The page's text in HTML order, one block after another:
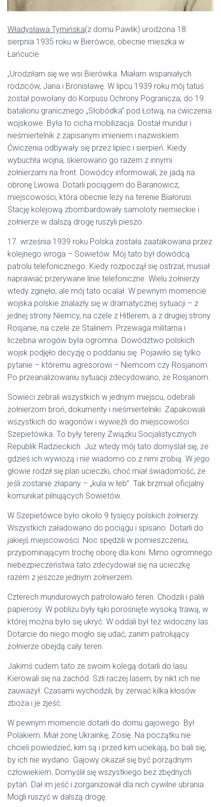
Władysława Tymińska(z domu Pawlik) urodzona 18.
sierpnia 1935 roku w Bierówce, obecnie mieszka w
Łańcucie.
„Urodziłam się we wsi Bierówka. Miałam wspaniałych
rodziców, Jana i Bronisławę. W lipcu 1939 roku mój tatuś
został powołany do Korpusu Ochrony Pogranicza, do 19.
batalionu granicznego „Słobódka” pod Łotwą, na ćwiczenia
wojskowe. Była to cicha mobilizacja. Dostał mundur i
nieśmiertelnik z zapisanym imieniem i nazwiskiem.
Ćwiczenia odbywały się przez lipiec i sierpień. Kiedy
wybuchła wojna, skierowano go razem z innymi
żołnierzami na front. Dowódcy informowali, że jadą na
obronę Lwowa. Dotarli pociągiem do Baranowicz,
miejscowości, która obecnie leży na terenie Białorusi.
Stację kolejową zbombardowały samoloty niemieckie i
żołnierze w dalszą drogę ruszyli pieszo.
17. września 1939 roku Polska została zaatakowana przez
kolejnego wroga – Sowietów. Mój tato był dowódcą
patrolu telefonicznego. Kiedy rozpoczął się ostrzał, musiał
naprawiać przerywane linie telefoniczne. Wielu żołnierzy
wtedy zginęło, ale mój tato ocalał. W pewnym momencie
wojska polskie znalazły się w dramatycznej sytuacji – z
jednej strony Niemcy, na czele z Hitlerem, a z drugiej strony
Rosjanie, na czele ze Stalinem. Przewaga militarna i
liczebna wrogów była ogromna. Dowództwo polskich
wojsk podjęło decyzję o poddaniu się. Pojawiło się tylko
pytanie – któremu agresorowi – Niemcom czy Rosjanom.
Po przeanalizowaniu sytuacji zdecydowano, że Rosjanom.
Sowieci zebrali wszystkich w jednym miejscu, odebrali
żołnierzom broń, dokumenty i nieśmiertelniki. Zapakowali
wszystkich do wagonów i wywieźli do miejscowości
Szepietówka. To były tereny Związku Socjalistycznych
Republik Radzieckich. Już wtedy mój tato domyślał się, że
gdzieś ich wywiozą i nie wiadomo co z nimi zrobią. W jego
głowie rodził się plan ucieczki, choć miał świadomość, że
jeśli zostanie złapany – „kula w łeb”. Tak brzmiał oficjalny
komunikat pilnujących Sowietów.
W Szepietówce było około 9 tysięcy polskich żołnierzy.
Wszystkich załadowano do pociągu i spisano. Dotarli do
jakiejś miejscowości. Noc spędzili w pomieszczeniu,
przypominającym trochę oborę dla koni. Mimo ogromnego
niebezpieczeństwa tato zdecydował się na ucieczkę
razem z jeszcze jednym żołnierzem.
Czterech mundurowych patrolowało teren. Chodzili i palili
papierosy. W pobliżu były łąki porośnięte wysoką trawą, w
której można było się ukryć. W oddali był też widoczny las.
Dotarcie do niego mogło się udać, zanim patrolujący
żołnierze obejdą cały teren.
Jakimś cudem tato ze swoim kolegą dotarli do lasu.
Kierowali się na zachód. Szli raczej lasem, by nikt ich nie
zauważył. Czasami wychodzili, by zerwać kilka kłosów
zboża i je zjeść.
W pewnym momencie dotarli do domu gajowego. Był
Polakiem. Miał żonę Ukrainkę, Zosię. Na początku nie
chcieli powiedzieć, kim są i przed kim uciekają, bo bali się,
by ich nie wydano. Gajowy okazał się być porządnym
człowiekiem. Domyślił się wszystkiego bez zbędnych
pytań. Dał im jeść i zorganizował dla nich cywilne ubrania.
Mogli ruszyć w dalszą drogę.